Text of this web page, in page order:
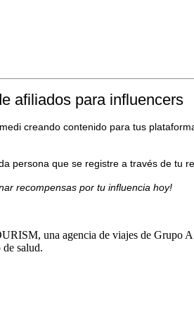
afiliados para influencers
creando contenido para tus
persona que se registre a través de tu
recompensas por tu influencia hoy!
una agencia de viajes de Grupo
salud.